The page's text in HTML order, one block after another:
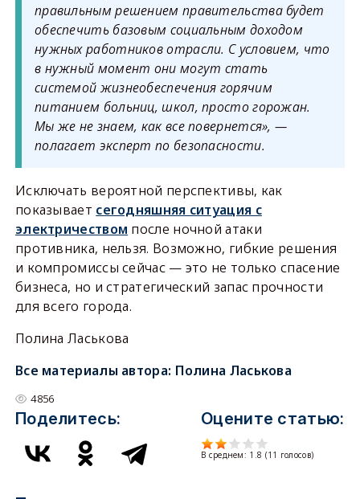
правильным решением правительства будет
обеспечить базовым социальным доходом
нужных работников отрасли. С условием, что
в нужный момент они могут стать
системой жизнеобеспечения горячим
питанием больниц, школ, просто горожан.
Мы же не знаем, как все повернется», —
полагает эксперт по безопасности.
Исключать вероятной перспективы, как
показывает сегодняшняя ситуация с
электричеством после ночной атаки
противника, нельзя. Возможно, гибкие решения
и компромиссы сейчас — это не только спасение
бизнеса, но и стратегический запас прочности
для всего города.
Полина Ласькова
Все материалы автора: Полина Ласькова
4856
Поделитесь: Оцените статью:
В среднем: 1.8 (11 голосов)